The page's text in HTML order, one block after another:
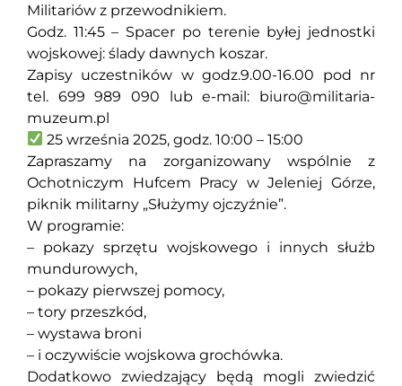
Militariów z przewodnikiem.
Godz. 11:45 – Spacer po terenie byłej jednostki
wojskowej: ślady dawnych koszar.
Zapisy uczestników w godz.9.00-16.00 pod nr
tel. 699 989 090 lub e-mail: biuro@militaria-
muzeum.pl
25 września 2025, godz. 10:00 – 15:00
Zapraszamy na zorganizowany wspólnie z
Ochotniczym Hufcem Pracy w Jeleniej Górze,
piknik militarny „Służymy ojczyźnie”.
W programie:
– pokazy sprzętu wojskowego i innych służb
mundurowych,
– pokazy pierwszej pomocy,
– tory przeszkód,
– wystawa broni
– i oczywiście wojskowa grochówka.
Dodatkowo zwiedzający będą mogli zwiedzić